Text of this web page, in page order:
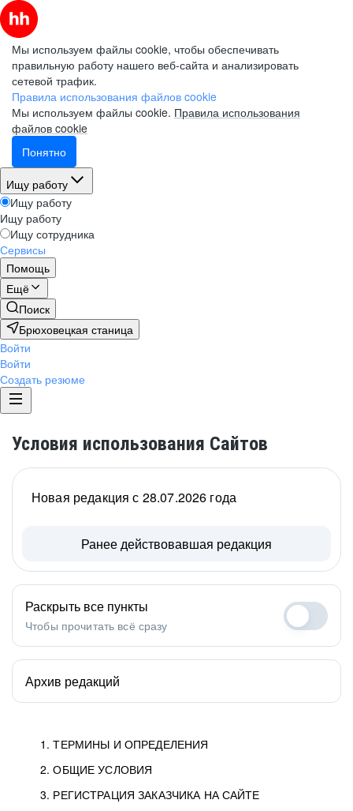
Мы используем файлы cookie, чтобы обеспечивать
правильную работу нашего веб-сайта и анализировать
сетевой трафик.
Правила использования файлов cookie
Мы используем файлы cookie. Правила использования
файлов cookie
Понятно
Ищу работу
Ищу работу
Ищу работу
Ищу сотрудника
Сервисы
Помощь
Ещё
Поиск
Брюховецкая станица
Войти
Войти
Создать резюме
Условия использования Сайтов
1. ТЕРМИНЫ И ОПРЕДЕЛЕНИЯ
2. ОБЩИЕ УСЛОВИЯ
3. РЕГИСТРАЦИЯ ЗАКАЗЧИКА НА САЙТЕ
Новая редакция с 28.07.2026 года
Ранее действовавшая редакция
Раскрыть все пункты
Чтобы прочитать всё сразу
Архив редакций